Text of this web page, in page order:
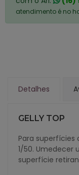
atendimento é no
Detalhes
GELLY TOP
Para superfícies
1/50. Umedecer
superfície